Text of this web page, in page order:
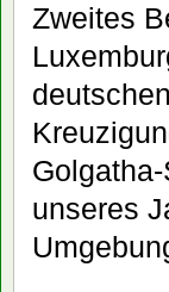
Zweites
unseres